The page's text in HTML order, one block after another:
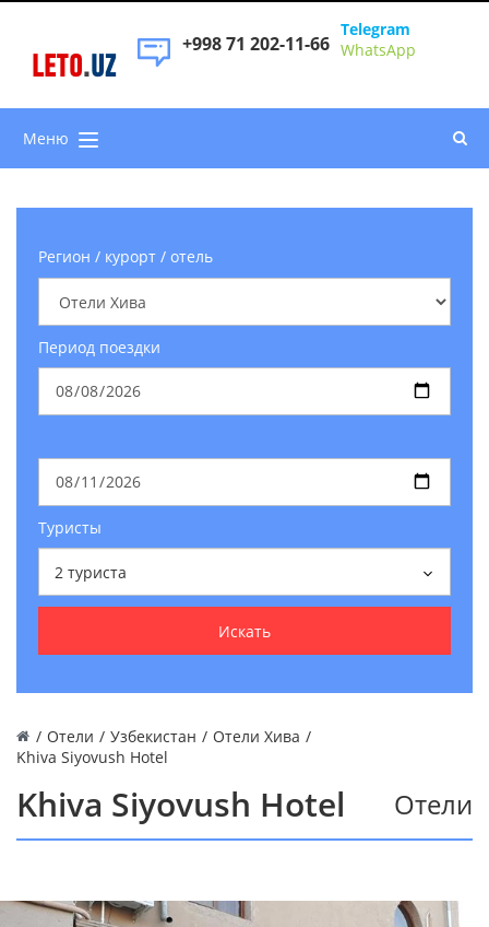
LETO.UZ
+998 71 202-11-66
Telegram
WhatsApp
Меню
Регион / курорт / отель
Период поездки
Туристы
2 туриста
Искать
/ Отели / Узбекистан / Отели Хива /
Khiva Siyovush Hotel
Khiva Siyovush Hotel Отели